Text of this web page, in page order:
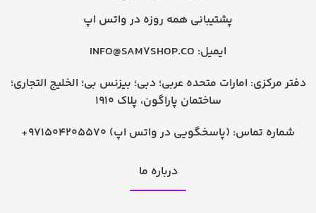
پشتیبانی همه روزه در واتس اپ
ایمیل: INFO@SAM7SHOP.CO
دفتر مرکزی: امارات متحده عربی؛ دبی؛ بیزنس بی؛ الخلیج التجاری؛
ساختمان پاراگون، پلاک 1910
شماره تماس: +971504205570 (پاسخگویی در واتس اپ)
درباره ما